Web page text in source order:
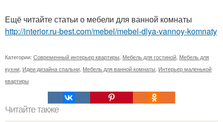
Ещё читайте статьи о мебели для ванной комнаты
http://interior.ru-best.com/mebel/mebel-dlya-vannoy-komnaty
Категории: Современный интерьер квартиры Мебель для гостиной Мебель для
кухни Идеи дизайна спальни Мебель для ванной комнаты Интерьер маленькой
квартиры
Читайте также